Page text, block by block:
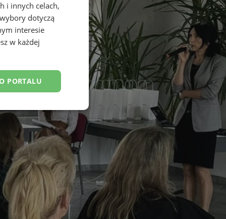
i innych celach,
dotyczą
interesie
w każdej
PORTALU
użytkownika i